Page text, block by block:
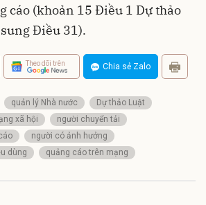
cáo (khoản 15 Điều 1 Dự thảo
Điều 31).
Theo dõi trên Chia sẻ Zalo
quản lý Nhà nước
Dự thảo Luật
xã hội
người chuyển tải
người có ảnh hưởng
dùng
quảng cáo trên mạng